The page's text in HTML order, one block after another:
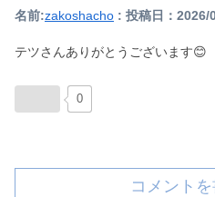
名前:zakoshacho : 投稿日：
テツさんありがとうございます😊
0
コメント